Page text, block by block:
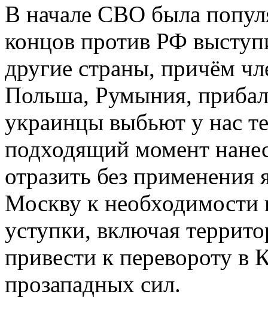
В начале СВО была
концов против РФ
другие страны, причём
Польша, Румыния,
украинцы выбьют у нас
подходящий момент
отразить без
Москву к необходимости
уступки, включая
привести к перевороту в
прозападных сил.